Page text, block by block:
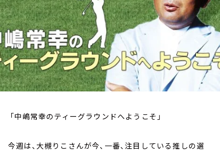
「中嶋常幸のティーグラウンドへようこそ」
今週は、大槻りこさんが今、一番、注目している推しの選